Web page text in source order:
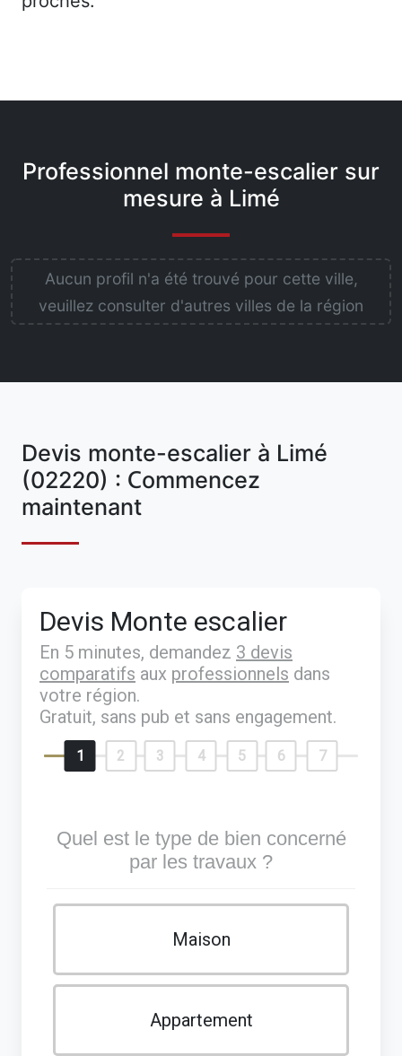
Professionnel monte-escalier sur
mesure à Limé
Aucun profil n'a été trouvé pour cette ville,
veuillez consulter d'autres villes de la région
Devis monte-escalier à Limé
(02220) : Commencez
maintenant
Devis Monte escalier
En 5 minutes, demandez 3 devis
comparatifs aux professionnels dans
votre région.
Gratuit, sans pub et sans engagement.
1 2 3 4 5 6 7
Quel est le type de bien concerné
par les travaux ?
Maison
Appartement